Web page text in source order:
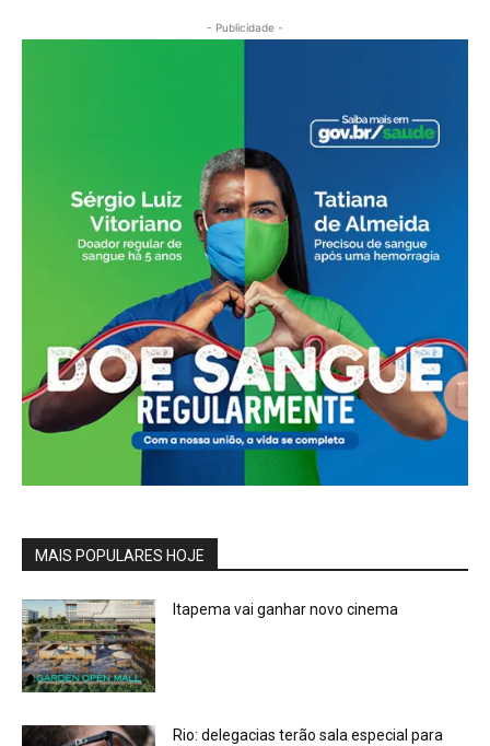
- Publicidade -
MAIS POPULARES HOJE
Itapema vai ganhar novo cinema
Rio: delegacias terão sala especial para